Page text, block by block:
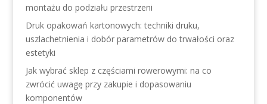
montażu do podziału przestrzeni
Druk opakowań kartonowych: techniki druku,
uszlachetnienia i dobór parametrów do trwałości oraz
estetyki
Jak wybrać sklep z częściami rowerowymi: na co
zwrócić uwagę przy zakupie i dopasowaniu
komponentów